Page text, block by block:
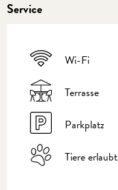
Service
Wi-Fi
Terrasse
Parkplatz
Tiere erlaubt